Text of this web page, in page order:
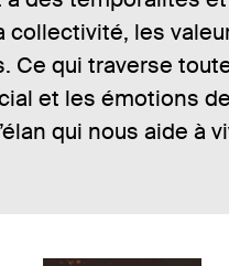
collectivité, les
Ce qui traverse
et les émotions
qui nous aide à